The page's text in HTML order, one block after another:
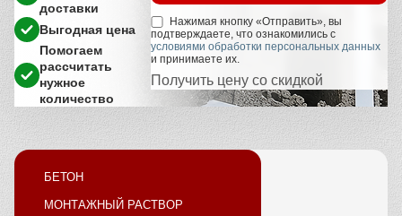
доставки
Выгодная цена
Помогаем
рассчитать
нужное
количество
Нажимая кнопку «Отправить», вы
подтверждаете, что ознакомились с
условиями обработки персональных данных
и принимаете их.
Получить цену со скидкой
БЕТОН
МОНТАЖНЫЙ РАСТВОР